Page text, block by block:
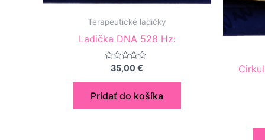
Terapeutické ladičky
Ladička DNA 528 Hz:
Hodnotenie
z
35,00€
Pridať do košíka